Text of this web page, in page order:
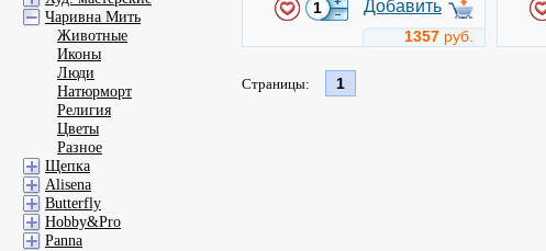
Добавить
1357 руб.
Страницы: 1
Чаривна Мить
Животные
Иконы
Люди
Натюрморт
Религия
Цветы
Разное
Щепка
Alisena
Butterfly
Hobby&Pro
Panna